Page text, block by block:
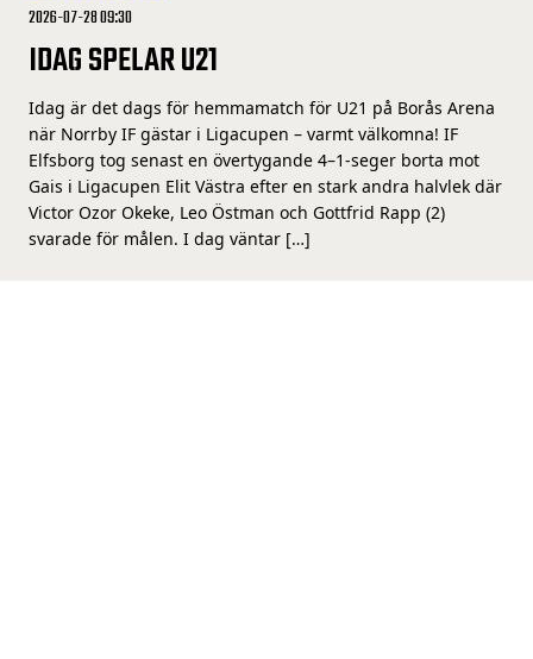
2026-07-28 09:30
IDAG SPELAR U21
Idag är det dags för hemmamatch för U21 på Borås Arena
när Norrby IF gästar i Ligacupen – varmt välkomna! IF
Elfsborg tog senast en övertygande 4–1-seger borta mot
Gais i Ligacupen Elit Västra efter en stark andra halvlek där
Victor Ozor Okeke, Leo Östman och Gottfrid Rapp (2)
svarade för målen. I dag väntar […]